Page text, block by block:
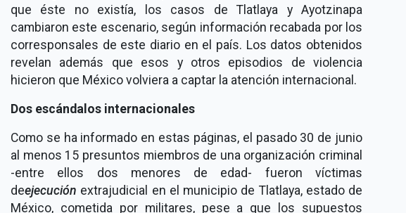
que éste no existía, los casos de Tlatlaya y Ayotzinapa
cambiaron este escenario, según información recabada por los
corresponsales de este diario en el país. Los datos obtenidos
revelan además que esos y otros episodios de violencia
hicieron que México volviera a captar la atención internacional.
Dos escándalos internacionales
Como se ha informado en estas páginas, el pasado 30 de junio
al menos 15 presuntos miembros de una organización criminal
-entre ellos dos menores de edad- fueron víctimas
deejecución extrajudicial en el municipio de Tlatlaya, estado de
México, cometida por militares, pese a que los supuestos